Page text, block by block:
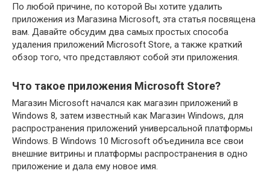
По любой причине, по которой Вы хотите удалить
приложения из Магазина Microsoft, эта статья посвящена
вам. Давайте обсудим два самых простых способа
удаления приложений Microsoft Store, а также краткий
обзор того, что представляют собой эти приложения.
Что такое приложения Microsoft Store?
Магазин Microsoft начался как магазин приложений в
Windows 8, затем известный как Магазин Windows, для
распространения приложений универсальной платформы
Windows. В Windows 10 Microsoft объединила все свои
внешние витрины и платформы распространения в одно
приложение и дала ему новое имя.